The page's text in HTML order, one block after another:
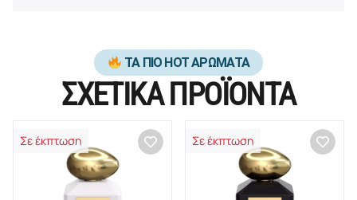
ΤΑ ΠΙΟ HOT ΑΡΩΜΑΤΑ
ΣΧΕΤΙΚΑ ΠΡΟΪΟΝΤΑ
Σε έκπτωση Σε έκπτωση